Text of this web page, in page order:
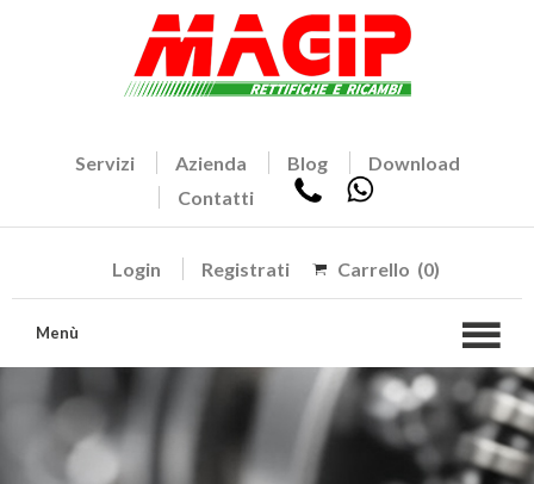
Servizi Azienda Blog
Download
Contatti
Login Registrati Carrello (0)
Menù